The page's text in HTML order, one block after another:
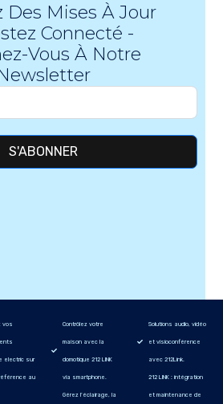
Des Mises À Jour
Connecté -
Vous À Notre
S'ABONNER
vos
electric sur
au
Contrôlez votre
maison avec la
domotique 212 LINK
via smartphone.
Gérez l’éclairage, la
Solutions audio, vidéo
et visioconférence
avec 212Link.
212 LINK : intégration
et maintenance de